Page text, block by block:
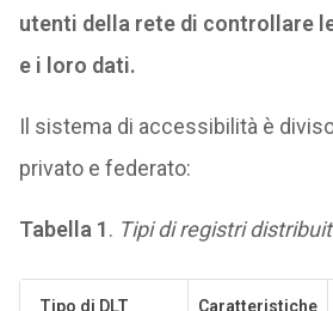
utenti della rete di controllare
e i loro dati.
Il sistema di accessibilità è
privato e federato:
Tabella 1. Tipi di registri
Tipo di DLT Caratteristiche